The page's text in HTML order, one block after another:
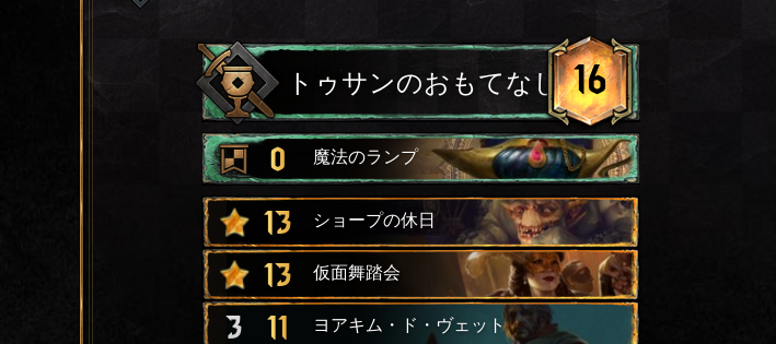
トゥサンのおもてなし 16
0 魔法のランプ
13 ショープの休日
13 仮面舞踏会
3 11 ヨアキム・ド・ヴェット